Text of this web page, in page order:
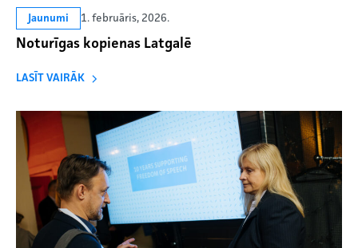
Jaunumi 1. februāris, 2026.
Noturīgas kopienas Latgalē
LASĪT VAIRĀK